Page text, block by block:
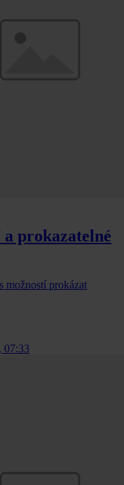
prokazatelné
možností prokázat
07:33